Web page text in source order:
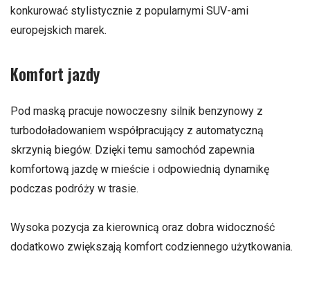
konkurować stylistycznie z popularnymi SUV-ami
europejskich marek.
Komfort jazdy
Pod maską pracuje nowoczesny silnik benzynowy z
turbodoładowaniem współpracujący z automatyczną
skrzynią biegów. Dzięki temu samochód zapewnia
komfortową jazdę w mieście i odpowiednią dynamikę
podczas podróży w trasie.
Wysoka pozycja za kierownicą oraz dobra widoczność
dodatkowo zwiększają komfort codziennego użytkowania.